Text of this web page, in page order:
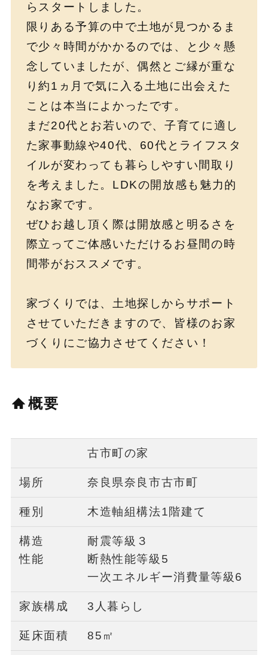
らスタートしました。
限りある予算の中で土地が見つかるま
で少々時間がかかるのでは、と少々懸
念していましたが、偶然とご縁が重な
り約1ヵ月で気に入る土地に出会えた
ことは本当によかったです。
まだ20代とお若いので、子育てに適し
た家事動線や40代、60代とライフスタ
イルが変わっても暮らしやすい間取り
を考えました。LDKの開放感も魅力的
なお家です。
ぜひお越し頂く際は開放感と明るさを
際立ってご体感いただけるお昼間の時
間帯がおススメです。
家づくりでは、土地探しからサポート
させていただきますので、皆様のお家
づくりにご協力させてください！
概要
古市町の家
場所 奈良県奈良市古市町
種別 木造軸組構法1階建て
構造
性能
耐震等級３
断熱性能等級5
一次エネルギー消費量等級6
家族構成 3人暮らし
延床面積 85㎡